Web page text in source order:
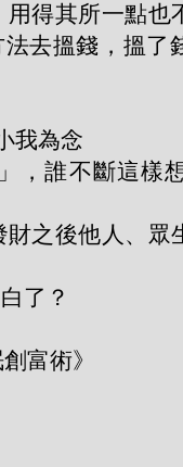
得其所一點也
去搵錢，搵了
我為念
誰不斷這樣
之後他人、眾
了？
富術》